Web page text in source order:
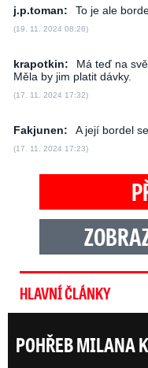
j.p.toman: To je ale
(19. 11. 2024 08:26)
krapotkin:
Má teď na
Měla by jim platit dávky.
(17. 11. 2024 17:32)
Fakjunen: A její bordel
(17. 11. 2024 17:23)
HLAVNÍ ČLÁNKY
POHŘEB MILANA